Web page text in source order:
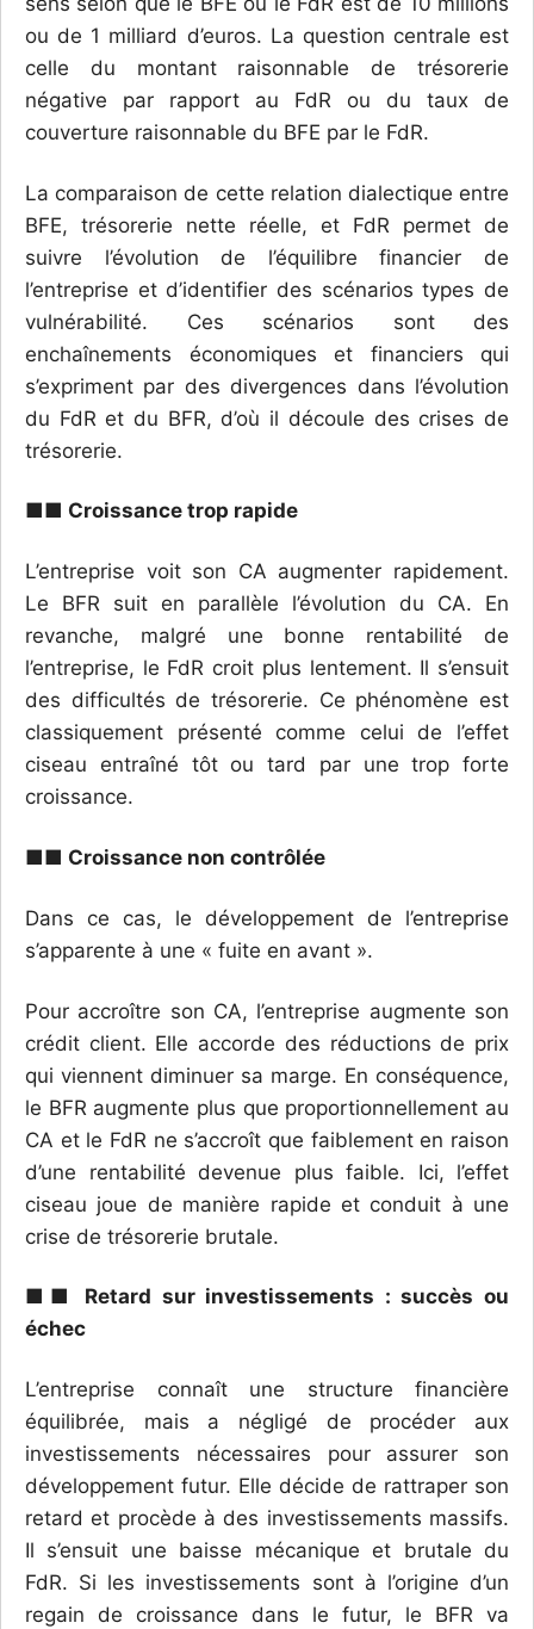
ou de 1 milliard d’euros. La question centrale est
celle du montant raisonnable de trésorerie
négative par rapport au FdR ou du taux de
couverture raisonnable du BFE par le FdR.
La comparaison de cette relation dialectique entre
BFE, trésorerie nette réelle, et FdR permet de
suivre l’évolution de l’équilibre financier de
l’entreprise et d’identifier des scénarios types de
vulnérabilité. Ces scénarios sont des
enchaînements économiques et financiers qui
s’expriment par des divergences dans l’évolution
du FdR et du BFR, d’où il découle des crises de
trésorerie.
■■ Croissance trop rapide
L’entreprise voit son CA augmenter rapidement.
Le BFR suit en parallèle l’évolution du CA. En
revanche, malgré une bonne rentabilité de
l’entreprise, le FdR croit plus lentement. Il s’ensuit
des difficultés de trésorerie. Ce phénomène est
classiquement présenté comme celui de l’effet
ciseau entraîné tôt ou tard par une trop forte
croissance.
■■ Croissance non contrôlée
Dans ce cas, le développement de l’entreprise
s’apparente à une « fuite en avant ».
Pour accroître son CA, l’entreprise augmente son
crédit client. Elle accorde des réductions de prix
qui viennent diminuer sa marge. En conséquence,
le BFR augmente plus que proportionnellement au
CA et le FdR ne s’accroît que faiblement en raison
d’une rentabilité devenue plus faible. Ici, l’effet
ciseau joue de manière rapide et conduit à une
crise de trésorerie brutale.
■■ Retard sur investissements : succès ou
échec
L’entreprise connaît une structure financière
équilibrée, mais a négligé de procéder aux
investissements nécessaires pour assurer son
développement futur. Elle décide de rattraper son
retard et procède à des investissements massifs.
Il s’ensuit une baisse mécanique et brutale du
FdR. Si les investissements sont à l’origine d’un
regain de croissance dans le futur, le BFR va